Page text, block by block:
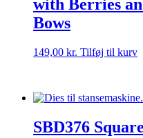
with Berries
Bows
149,00 kr. Tilføj til kurv
SBD376